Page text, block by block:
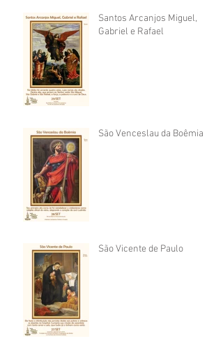
Santos Arcanjos Miguel,
Gabriel e Rafael
São Venceslau da Boêmia
São Vicente de Paulo